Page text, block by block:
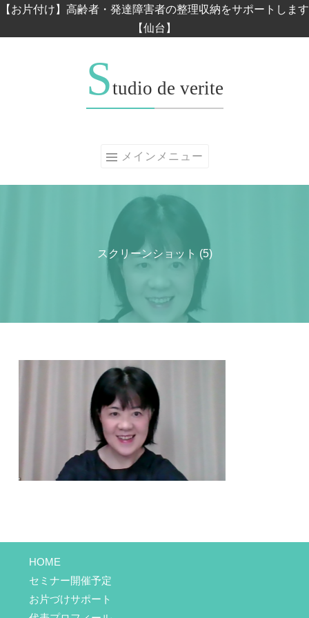
コンテンツへスキップ
【お片付け】高齢者・発達障害者の整理収納をサポートします
【仙台】
Studio de verite
メインメニュー
スクリーンショット (5)
HOME
セミナー開催予定
お片づけサポート